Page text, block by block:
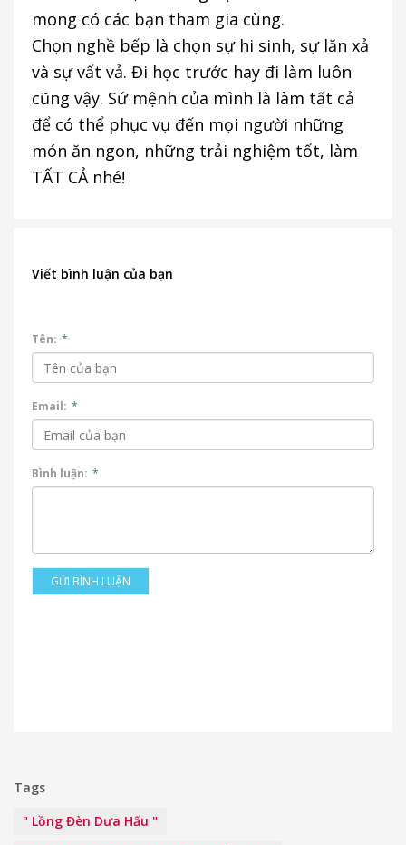
mong có các bạn tham gia cùng.
Chọn nghề bếp là chọn sự hi sinh, sự lăn xả
và sự vất vả. Đi học trước hay đi làm luôn
cũng vậy. Sứ mệnh của mình là làm tất cả
để có thể phục vụ đến mọi người những
món ăn ngon, những trải nghiệm tốt, làm
TẤT CẢ nhé!
Viết bình luận của bạn
Tên: *
Email: *
Bình luận: *
GỬI BÌNH LUẬN
Tags
" Lồng Đèn Dưa Hấu "